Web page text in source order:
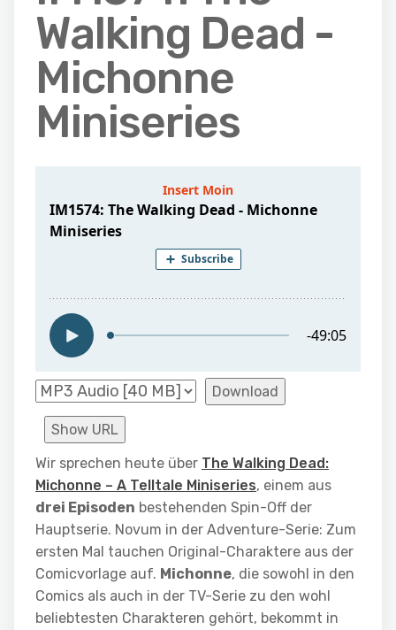
Walking Dead -
Michonne
Miniseries
Download
Show URL
Wir sprechen heute über The Walking Dead:
Michonne – A Telltale Miniseries, einem aus
drei Episoden bestehenden Spin-Off der
Hauptserie. Novum in der Adventure-Serie: Zum
ersten Mal tauchen Original-Charaktere aus der
Comicvorlage auf. Michonne, die sowohl in den
Comics als auch in der TV-Serie zu den wohl
beliebtesten Charakteren gehört, bekommt in